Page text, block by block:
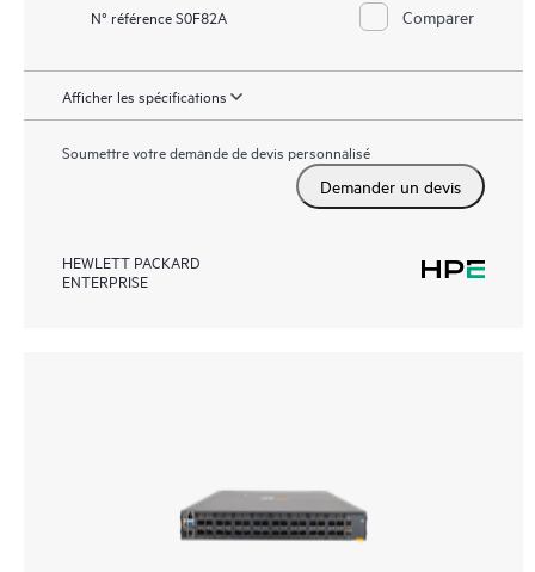
N° référence S0F82A Comparer
Afficher les spécifications
Soumettre votre demande de devis personnalisé
Demander un devis
HEWLETT PACKARD
ENTERPRISE